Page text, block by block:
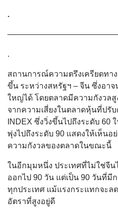
.
.
สถานการณ์ความตรึงเครียดทา
ขึ้น ระหว่างสหรัฐฯ – จีน ซึ่งอาจ
ใหญ่ได้ โดยตลาดมีความกังวลสู
จากความเสี่ยงในตลาดหุ้นที่ปรั
INDEX ซึ่งวิ่งขึ้นไปถึงระดับ
พุ่งไปถึงระดับ 90 แสดงให้เห็นอ
ความกังวลของตลาดในขณะนี้
ในอีกมุมหนึ่ง ประเทศที่ไม่ใช่จี
ออกไป 90 วัน แต่เป็น 90 วันที่มี
ทุกประเทศ แม้แรงกระแทกจะล
อัตราที่สูงอยู่ดี